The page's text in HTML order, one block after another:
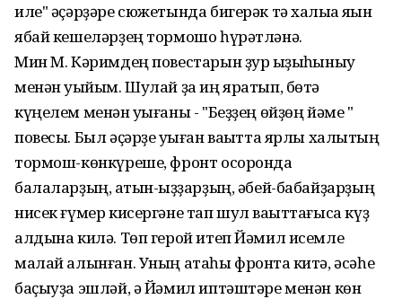
иле" әҫәрҙәре сюжетында бигерәк тә халыҡҡа яҡын
ябай кешеләрҙең тормошо һүрәтләнә.
Мин М. Кәримдең повестарын ҙур ҡыҙыҡһыныу
менән уҡыйым. Шулай ҙа иң яратып, бөтә
күңелем менән уҡығаны - "Беҙҙең өйҙөң йәме "
повесы. Был әҫәрҙе уҡыған ваҡытта ярлы халыҡтың
тормош-көнкүреше, фронт осоронда
балаларҙың, ҡатын-ҡыҙҙарҙың, әбей-бабайҙарҙың
нисек ғүмер кисергәне тап шул ваҡыттағыса күҙ
алдына килә. Төп герой итеп Йәмил исемле
малай алынған. Уның атаһы фронтҡа китә, әсәһе
баҫыуҙа эшләй, ә Йәмил иптәштәре менән көн